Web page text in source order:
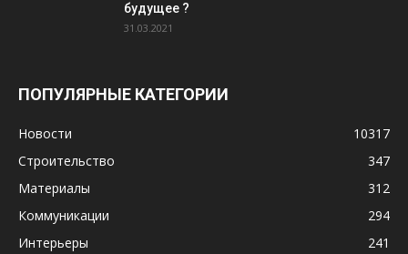
будущее ?
31.03.2021
ПОПУЛЯРНЫЕ КАТЕГОРИИ
Новости
10317
Строительство
347
Материалы
312
Коммуникации
294
Интерьеры
241